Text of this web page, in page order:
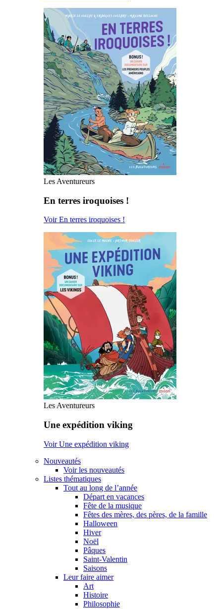
Les Aventureurs
En terres iroquoises !
Voir En terres iroquoises !
Les Aventureurs
Une expédition viking
Voir Une expédition viking
Nouveautés
Voir les nouveautés
Listes thématiques
Tout au long de l’année
Départ en vacances
Fête de la musique
Fêtes des mères, des pères, de la famille
Halloween
Hiver
Noël
Pâques
Saint-Valentin
Saisons
Leur faire aimer
Art
Histoire
Philosophie